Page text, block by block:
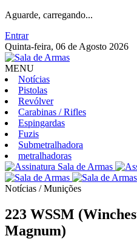
Aguarde, carregando...
Entrar
Quinta-feira, 06 de Agosto 2026
MENU
Notícias
Pistolas
Revólver
Carabinas / Rifles
Espingardas
Fuzis
Submetralhadora
metralhadoras
Notícias / Munições
223 WSSM
Magnum)